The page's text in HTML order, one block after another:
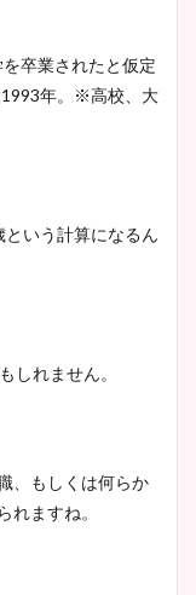
卒業されたと仮定
年。※高校、大
いう計算になるん
しれません。
、もしくは何らか
れますね。